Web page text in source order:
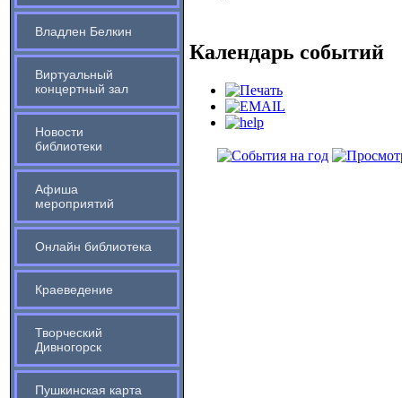
Владлен Белкин
Виртуальный
концертный зал
Новости
библиотеки
Афиша
мероприятий
Онлайн библиотека
Краеведение
Творческий
Дивногорск
Пушкинская карта
Календарь событий